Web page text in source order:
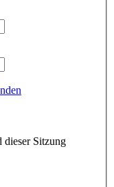
dieser Sitzung